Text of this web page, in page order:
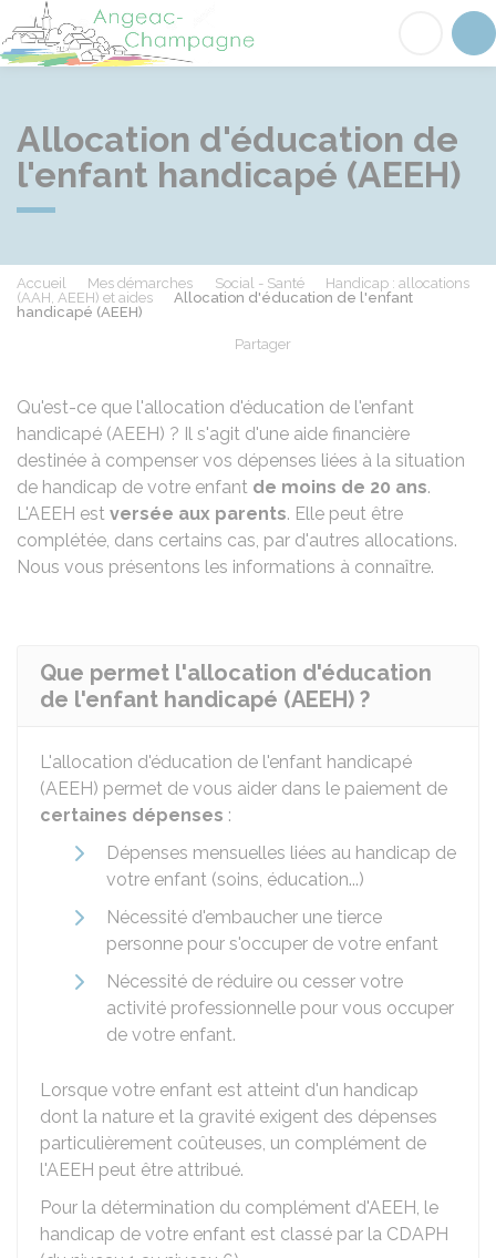
Angeac-Champagne
Allocation d'éducation de
l'enfant handicapé (AEEH)
Accueil Mes démarches Social - Santé
Handicap : allocations
(AAH, AEEH) et aides
Allocation d'éducation de l'enfant
handicapé (AEEH)
Partager
Qu'est-ce que l'allocation d'éducation de l'enfant
handicapé (AEEH) ? Il s'agit d'une aide financière
destinée à compenser vos dépenses liées à la situation
de handicap de votre enfant de moins de 20 ans.
L'AEEH est versée aux parents. Elle peut être
complétée, dans certains cas, par d'autres allocations.
Nous vous présentons les informations à connaître.
Que permet l'allocation d'éducation
de l'enfant handicapé (AEEH) ?
L'allocation d'éducation de l'enfant handicapé
(AEEH) permet de vous aider dans le paiement de
certaines dépenses :
Dépenses mensuelles liées au handicap de
votre enfant (soins, éducation...)
Nécessité d'embaucher une tierce
personne pour s'occuper de votre enfant
Nécessité de réduire ou cesser votre
activité professionnelle pour vous occuper
de votre enfant.
Lorsque votre enfant est atteint d'un handicap
dont la nature et la gravité exigent des dépenses
particulièrement coûteuses, un complément de
l'AEEH peut être attribué.
Pour la détermination du complément d'AEEH, le
handicap de votre enfant est classé par la CDAPH